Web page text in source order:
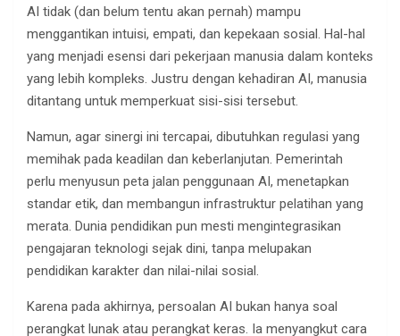
AI tidak (dan belum tentu akan pernah) mampu
menggantikan intuisi, empati, dan kepekaan sosial. Hal-hal
yang menjadi esensi dari pekerjaan manusia dalam konteks
yang lebih kompleks. Justru dengan kehadiran AI, manusia
ditantang untuk memperkuat sisi-sisi tersebut.
Namun, agar sinergi ini tercapai, dibutuhkan regulasi yang
memihak pada keadilan dan keberlanjutan. Pemerintah
perlu menyusun peta jalan penggunaan AI, menetapkan
standar etik, dan membangun infrastruktur pelatihan yang
merata. Dunia pendidikan pun mesti mengintegrasikan
pengajaran teknologi sejak dini, tanpa melupakan
pendidikan karakter dan nilai-nilai sosial.
Karena pada akhirnya, persoalan AI bukan hanya soal
perangkat lunak atau perangkat keras. Ia menyangkut cara